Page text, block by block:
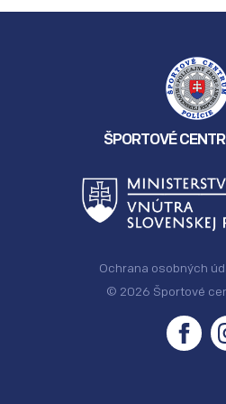
ŠPORTOVÉ
Ochrana osobných
© 2026 Športové